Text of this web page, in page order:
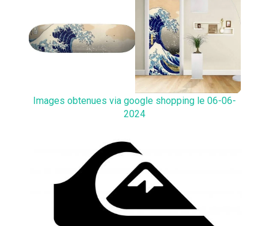
Images obtenues via google shopping le 06-06-
2024